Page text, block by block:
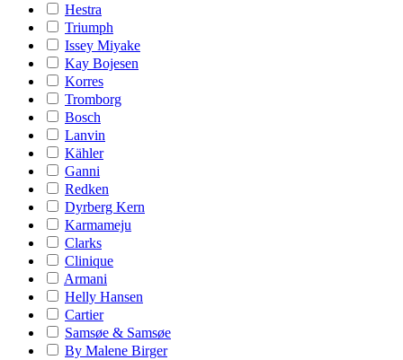
Hestra
Triumph
Issey Miyake
Kay Bojesen
Korres
Tromborg
Bosch
Lanvin
Kähler
Ganni
Redken
Dyrberg Kern
Karmameju
Clarks
Clinique
Armani
Helly Hansen
Cartier
Samsøe & Samsøe
By Malene Birger